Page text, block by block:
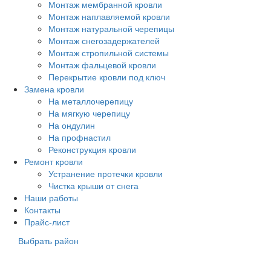
Монтаж мембранной кровли
Монтаж наплавляемой кровли
Монтаж натуральной черепицы
Монтаж снегозадержателей
Монтаж стропильной системы
Монтаж фальцевой кровли
Перекрытие кровли под ключ
Замена кровли
На металлочерепицу
На мягкую черепицу
На ондулин
На профнастил
Реконструкция кровли
Ремонт кровли
Устранение протечки кровли
Чистка крыши от снега
Наши работы
Контакты
Прайс-лист
Выбрать район